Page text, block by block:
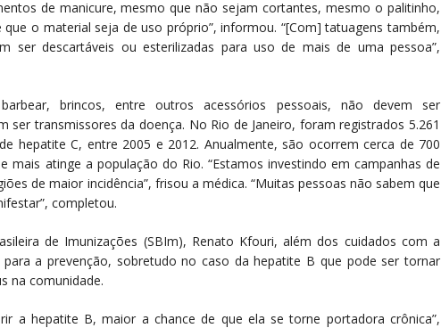
de manicure, mesmo que não sejam cortantes, mesmo o palitinho,
que o material seja de uso próprio”, informou. “[Com] tatuagens também,
ser descartáveis ou esterilizadas para uso de mais de uma pessoa”,
brincos, entre outros acessórios pessoais, não devem ser
ser transmissores da doença. No Rio de Janeiro, foram registrados 5.261
hepatite C, entre 2005 e 2012. Anualmente, são ocorrem cerca de 700
mais atinge a população do Rio. “Estamos investindo em campanhas de
de maior incidência”, frisou a médica. “Muitas pessoas não sabem que
completou.
de Imunizações (SBIm), Renato Kfouri, além dos cuidados com a
a prevenção, sobretudo no caso da hepatite B que pode ser tornar
na comunidade.
a hepatite B, maior a chance de que ela se torne portadora crônica”,